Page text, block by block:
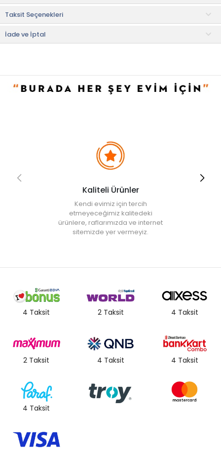
Birinci sınıf plastik malzemeden üretilmiştir ve hafiftir.
Kullanmadığınız zaman üstü üste istifleyerek yerden tasarruf
etmenizi sağlar.
Kurulum
Evidea tarafından incelenecek ve uygun bulunmayan siparişler
iptal edilecektir.
Taksit Seçenekleri
İade ve İptal
Kaliteli Ürünler
Kendi evimiz için tercih
etmeyeceğimiz kalitedeki
ürünlere, raflarımızda ve internet
sitemizde yer vermeyiz.
4 Taksit 2 Taksit 4 Taksit
2 Taksit 4 Taksit 4 Taksit
4 Taksit